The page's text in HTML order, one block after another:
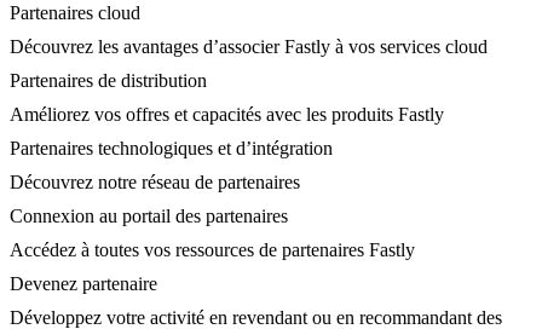
Partenaires cloud
Découvrez les avantages d’associer Fastly à vos services cloud
Partenaires de distribution
Améliorez vos offres et capacités avec les produits Fastly
Partenaires technologiques et d’intégration
Découvrez notre réseau de partenaires
Connexion au portail des partenaires
Accédez à toutes vos ressources de partenaires Fastly
Devenez partenaire
Développez votre activité en revendant ou en recommandant des